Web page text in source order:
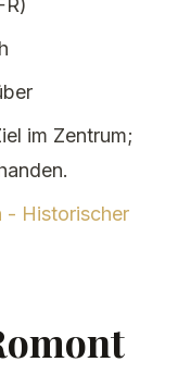
im Zentrum;
- Historischer